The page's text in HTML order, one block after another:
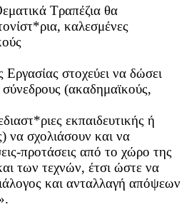
Τραπέζια θα
καλεσμένες
στοχεύει να δώσει
σύνεδρους (ακαδημαϊκούς,
εκπαιδευτικής ή
να σχολιάσουν και να
προτάσεις από το χώρο της
των τεχνών, έτσι ώστε να
και ανταλλαγή απόψεων